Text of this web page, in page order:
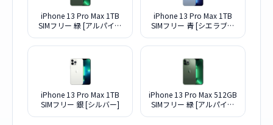
iPhone 13 Pro Max 1TB
SIMフリー 緑 [アルパイン
iPhone 13 Pro Max 1TB
SIMフリー 青 [シエラブル
iPhone 13 Pro Max 1TB
SIMフリー 銀 [シルバー]
iPhone 13 Pro Max 512GB
SIMフリー 緑 [アルパイン